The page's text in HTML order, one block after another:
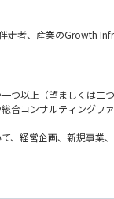
走者、産業のGrowth
行・実装までを実現
AI事業本部等と連携し
アントとの共同事業
企業のCXO等派遣
の発信・動的平衡マネ
イアントやPJを同時に持
のチーム組成（クライ
、Globe-ingの経営にお
つ以上（望ましくは二
合コンサルティングフ
、経営企画、新規事業
、大規模システム導入
危機感や使命感を持ち